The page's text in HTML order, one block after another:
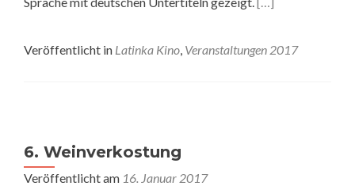
Veröffentlicht in Latinka Kino Veranstaltungen 2017
6. Weinverkostung
Veröffentlicht am 16. Januar 2017